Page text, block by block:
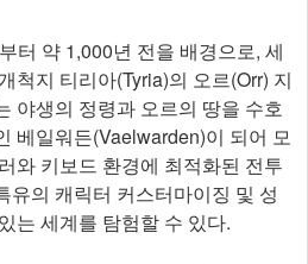
터 약 1,000년 전을 배경으로, 세
척지 티리아(Tyria)의 오르(Orr) 지
야생의 정령과 오르의 땅을 수호
베일워든(Vaelwarden)이 되어 모
와 키보드 환경에 최적화된 전투
유의 캐릭터 커스터마이징 및 성
는 세계를 탐험할 수 있다.